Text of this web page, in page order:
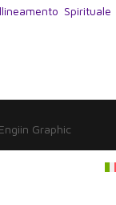
Graphic